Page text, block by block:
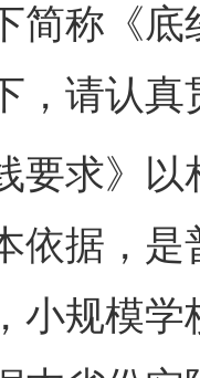
简称《
，请认真
求》以
依据，
小规模